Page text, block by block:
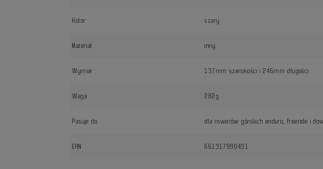
Kolor szary
Materiał inny
Wymiar 137mm szerokości i 246mm długości
Waga 282g
Pasuje do dla rowerów górskich enduro, freeride i
EAN 661317990431